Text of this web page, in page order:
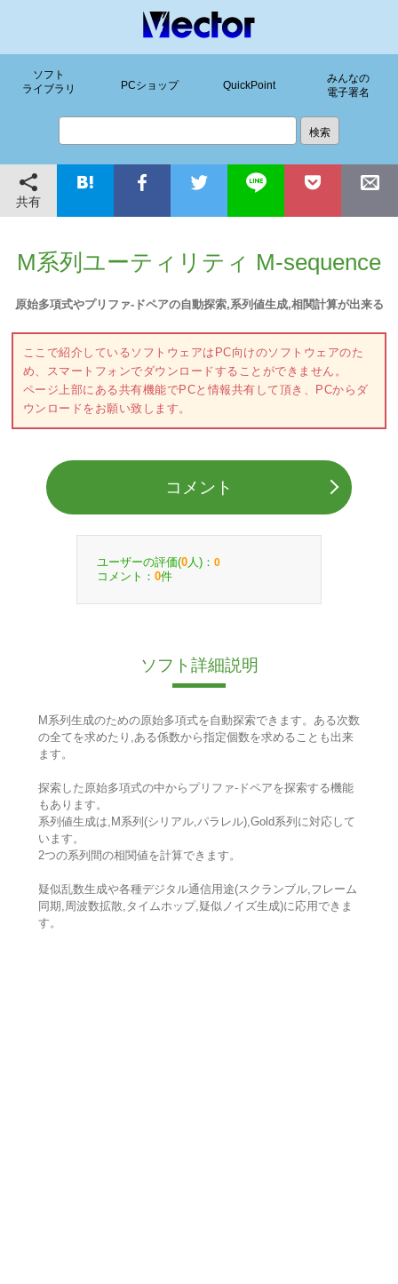
ソフト
ライブラリ
PCショップ QuickPoint
みんなの
電子署名
共有
M系列ユーティリティ M-sequence
原始多項式やプリファ-ドペアの自動探索,系列値生成,相関計算が出来る
ここで紹介しているソフトウェアはPC向けのソフトウェアのた
め、スマートフォンでダウンロードすることができません。
ページ上部にある共有機能でPCと情報共有して頂き、PCからダ
ウンロードをお願い致します。
コメント
ユーザーの評価(0 人)： 0
コメント： 0件
ソフト詳細説明
M系列生成のための原始多項式を自動探索できます。ある次数
の全てを求めたり,ある係数から指定個数を求めることも出来
ます。
探索した原始多項式の中からプリファ-ドペアを探索する機能
もあります。
系列値生成は,M系列(シリアル,パラレル),Gold系列に対応して
います。
2つの系列間の相関値を計算できます。
疑似乱数生成や各種デジタル通信用途(スクランブル,フレーム
同期,周波数拡散,タイムホップ,疑似ノイズ生成)に応用できま
す。